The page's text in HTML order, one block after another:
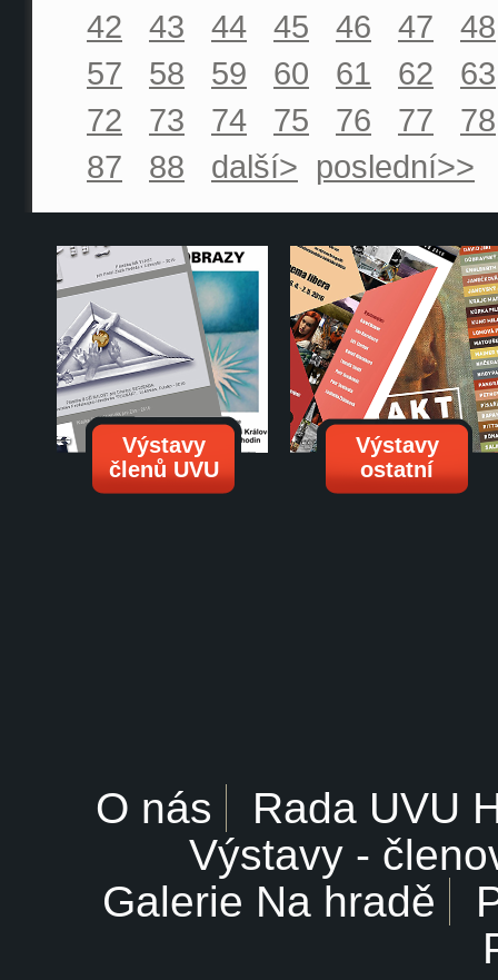
42
43 44 45 46 47
48
57
58 59 60 61 62
63
72
73 74 75 76 77
78
87
88 další> poslední>>
Výstavy
členů UVU
Výstavy
ostatní
O nás
Rada UVU
Výstavy -
Galerie Na hradě